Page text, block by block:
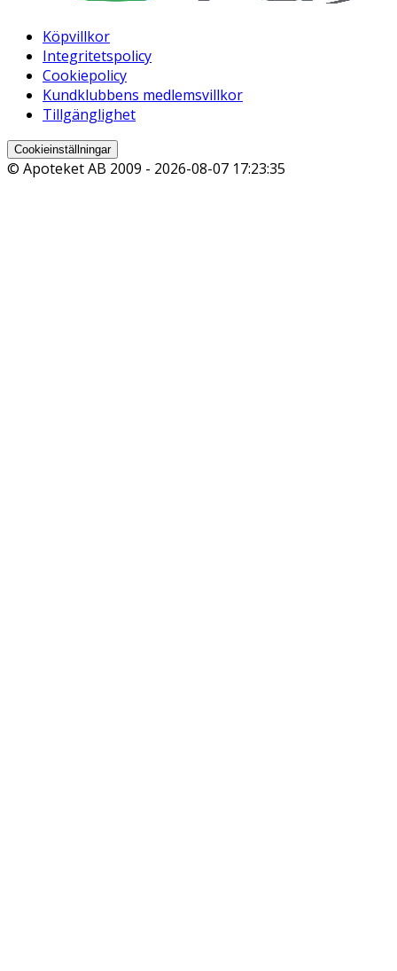
Köpvillkor
Integritetspolicy
Cookiepolicy
Kundklubbens medlemsvillkor
Tillgänglighet
Cookieinställningar
© Apoteket AB 2009 - 2026-08-07 17:23:35